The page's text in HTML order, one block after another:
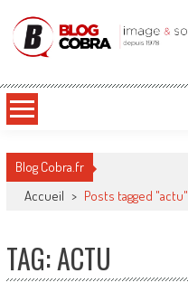
Blog Cobra
Blog Cobra.fr
Accueil > Posts tagged "actu"
TAG: ACTU